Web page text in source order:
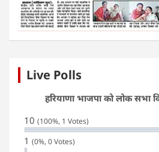
Live Polls
हरियाणा भाजपा को लोक सभा
10 (100%, 1 Votes)
1 (0%, 0 Votes)